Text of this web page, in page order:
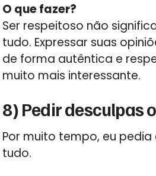
O que fazer?
Ser respeitoso não
tudo. Expressar suas
de forma autêntica e
muito mais interessante.
8) Pedir desculpas
Por muito tempo, eu
tudo.